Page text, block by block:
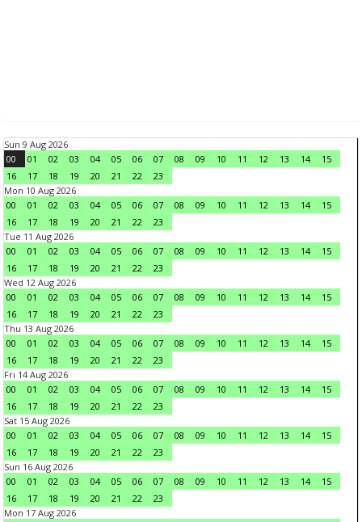
Sun 9 Aug 2026
00
01 02 03 04 05 06 07 08 09 10 11 12 13 14
15
16
17 18 19 20 21 22
23
Mon 10 Aug 2026
00
01 02 03 04 05 06 07 08 09 10 11 12 13 14
15
16
17 18 19 20 21 22
23
Tue 11 Aug 2026
00
01 02 03 04 05 06 07 08 09 10 11 12 13 14
15
16
17 18 19 20 21 22
23
Wed 12 Aug 2026
00
01 02 03 04 05 06 07 08 09 10 11 12 13 14
15
16
17 18 19 20 21 22
23
Thu 13 Aug 2026
00
01 02 03 04 05 06 07 08 09 10 11 12 13 14
15
16
17 18 19 20 21 22
23
Fri 14 Aug 2026
00
01 02 03 04 05 06 07 08 09 10 11 12 13 14
15
16
17 18 19 20 21 22
23
Sat 15 Aug 2026
00
01 02 03 04 05 06 07 08 09 10 11 12 13 14
15
16
17 18 19 20 21 22
23
Sun 16 Aug 2026
00
01 02 03 04 05 06 07 08 09 10 11 12 13 14
15
16
17 18 19 20 21 22
23
Mon 17 Aug 2026